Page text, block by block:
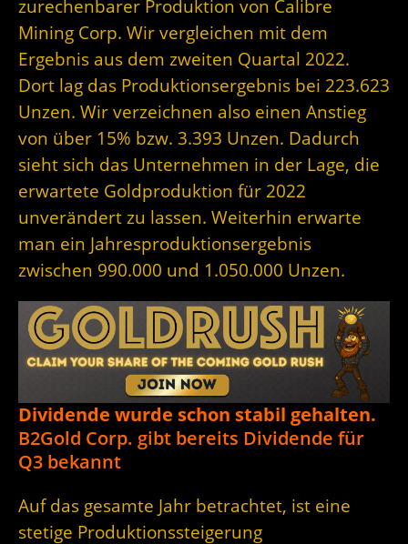
zurechenbarer Produktion von Calibre
Mining Corp. Wir vergleichen mit dem
Ergebnis aus dem zweiten Quartal 2022.
Dort lag das Produktionsergebnis bei 223.623
Unzen. Wir verzeichnen also einen Anstieg
von über 15% bzw. 3.393 Unzen. Dadurch
sieht sich das Unternehmen in der Lage, die
erwartete Goldproduktion für 2022
unverändert zu lassen. Weiterhin erwarte
man ein Jahresproduktionsergebnis
zwischen 990.000 und 1.050.000 Unzen.
Dividende wurde schon stabil gehalten.
B2Gold Corp. gibt bereits Dividende für
Q3 bekannt
Auf das gesamte Jahr betrachtet, ist eine
stetige Produktionssteigerung